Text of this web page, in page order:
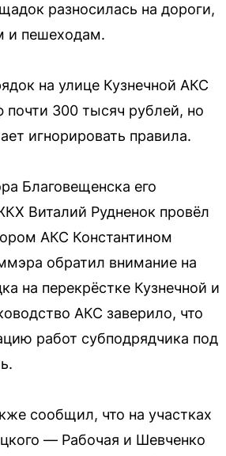
разносилась на дороги,
и пешеходам.
на улице Кузнечной АКС
300 тысяч рублей, но
игнорировать правила.
Благовещенска его
Виталий Рудненок провёл
АКС Константином
обратил внимание на
на перекрёстке Кузнечной и
АКС заверило, что
работ субподрядчика под
сообщил, что на участках
— Рабочая и Шевченко